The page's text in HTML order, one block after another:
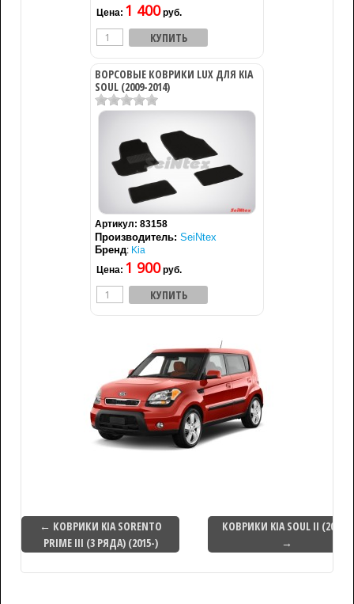
Цена: 1 400руб.
ВОРСОВЫЕ КОВРИКИ LUX ДЛЯ KIA
SOUL (2009-2014)
Артикул: 83158
Производитель: SeiNtex
Бренд: Kia
Цена: 1 900руб.
← КОВРИКИ KIA SORENTO
PRIME III (3 РЯДА) (2015-)
КОВРИКИ KIA SOUL II (2014-)
→